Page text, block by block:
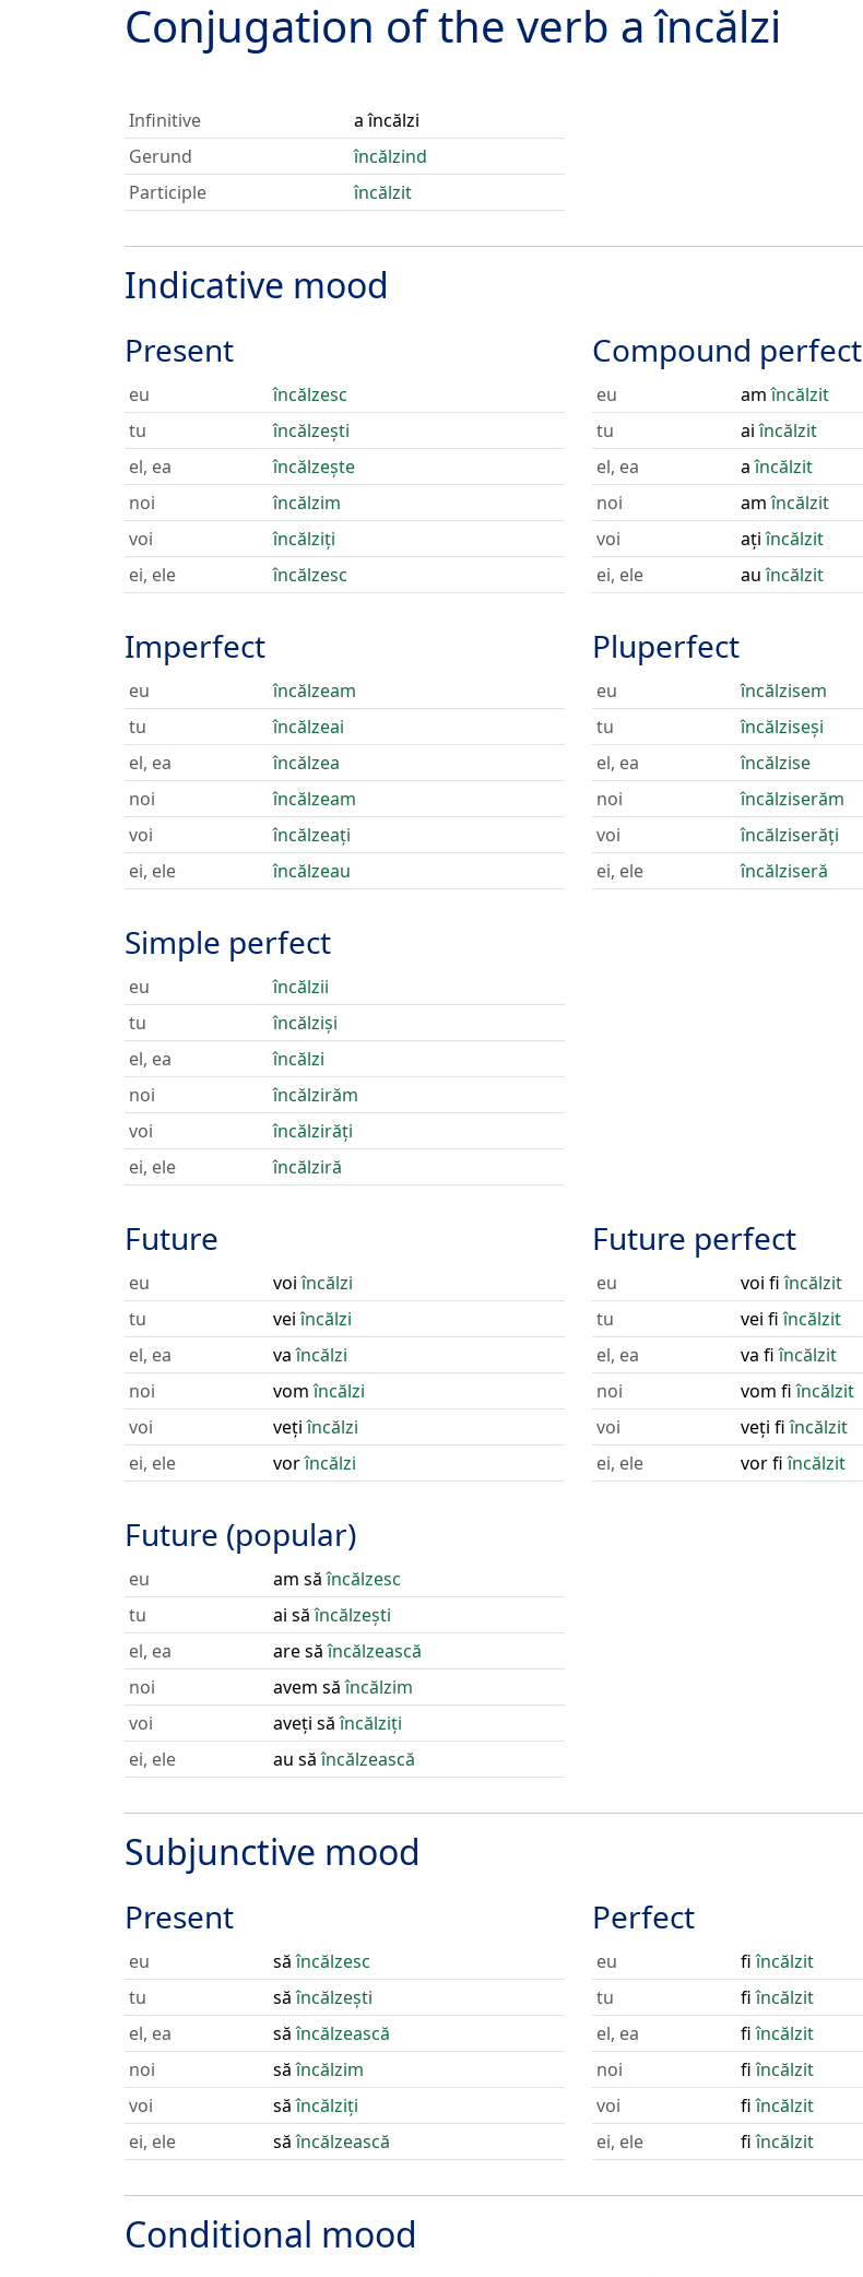
Conjugation of the verb a încălzi
Infinitive
a încălzi
Gerund
încălzind
Participle
încălzit
Indicative mood
Present
eu
încălzesc
tu
încălzești
el, ea
încălzește
noi
încălzim
voi
încălziți
ei, ele
încălzesc
Imperfect
eu
încălzeam
tu
încălzeai
el, ea
încălzea
noi
încălzeam
voi
încălzeați
ei, ele
încălzeau
Simple perfect
eu
încălzii
tu
încălziși
el, ea
încălzi
noi
încălzirăm
voi
încălzirăți
ei, ele
încălziră
Compound perfect
eu amîncălzit
tu
aiîncălzit
el, ea
aîncălzit
noi
amîncălzit
voi
ațiîncălzit
ei, ele
auîncălzit
Pluperfect
eu
încălzisem
tu
încălziseși
el, ea
încălzise
noi
încălziserăm
voi
încălziserăți
ei, ele
încălziseră
Future
eu voiîncălzi
tu
veiîncălzi
el, ea
vaîncălzi
noi
vomîncălzi
voi
vețiîncălzi
ei, ele
vorîncălzi
Future (popular)
eu am săîncălzesc
tu
ai săîncălzești
el, ea
are săîncălzească
noi
avem săîncălzim
voi
aveți săîncălziți
ei, ele
au săîncălzească
Future perfect
eu voi fiîncălzit
tu
vei fiîncălzit
el, ea
va fiîncălzit
noi
vom fiîncălzit
voi
veți fiîncălzit
ei, ele
vor fiîncălzit
Subjunctive mood
Present
eu săîncălzesc
tu
săîncălzești
el, ea
săîncălzească
noi
săîncălzim
voi
săîncălziți
ei, ele
săîncălzească
Perfect
eu fiîncălzit
tu
fiîncălzit
el, ea
fiîncălzit
noi
fiîncălzit
voi
fiîncălzit
ei, ele
fiîncălzit
Conditional mood